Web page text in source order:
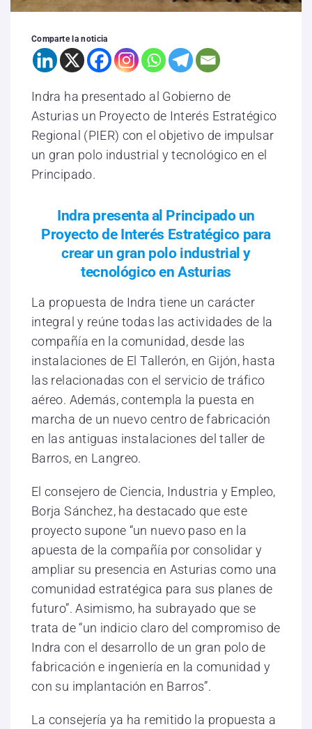
Comparte la noticia
Indra ha presentado al Gobierno de
Asturias un Proyecto de Interés Estratégico
Regional (PIER) con el objetivo de impulsar
un gran polo industrial y tecnológico en el
Principado.
Indra presenta al Principado un
Proyecto de Interés Estratégico para
crear un gran polo industrial y
tecnológico en Asturias
La propuesta de Indra tiene un carácter
integral y reúne todas las actividades de la
compañía en la comunidad, desde las
instalaciones de El Tallerón, en Gijón, hasta
las relacionadas con el servicio de tráfico
aéreo. Además, contempla la puesta en
marcha de un nuevo centro de fabricación
en las antiguas instalaciones del taller de
Barros, en Langreo.
El consejero de Ciencia, Industria y Empleo,
Borja Sánchez, ha destacado que este
proyecto supone “un nuevo paso en la
apuesta de la compañía por consolidar y
ampliar su presencia en Asturias como una
comunidad estratégica para sus planes de
futuro”. Asimismo, ha subrayado que se
trata de “un indicio claro del compromiso de
Indra con el desarrollo de un gran polo de
fabricación e ingeniería en la comunidad y
con su implantación en Barros”.
La consejería ya ha remitido la propuesta a